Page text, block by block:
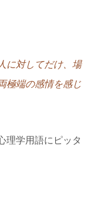
に対してだけ、場
極端の感情を感じ
理学用語にピッタ